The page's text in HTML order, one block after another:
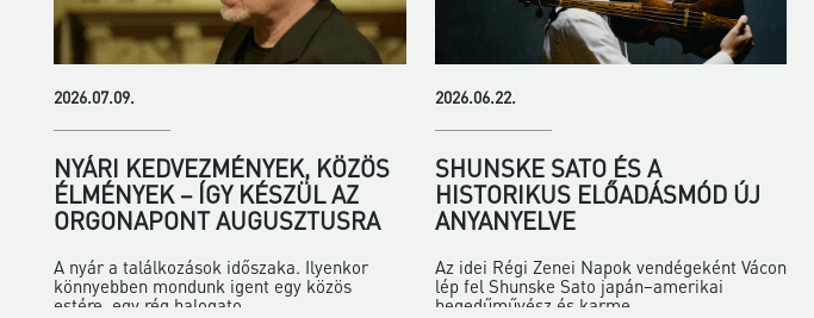
2026.07.09.
NYÁRI KEDVEZMÉNYEK, KÖZÖS
ÉLMÉNYEK – ÍGY KÉSZÜL AZ
ORGONAPONT AUGUSZTUSRA
A nyár a találkozások időszaka. Ilyenkor
könnyebben mondunk igent egy közös
estére, egy rég halogato...
2026.06.22.
SHUNSKE SATO ÉS A
HISTORIKUS ELŐADÁSMÓD ÚJ
ANYANYELVE
Az idei Régi Zenei Napok vendégeként Vácon
lép fel Shunske Sato japán–amerikai
hegedűművész és karme...